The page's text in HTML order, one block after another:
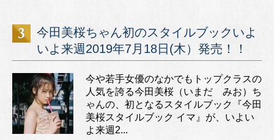
今田美桜ちゃん初のスタイルブックいよ
いよ来週2019年7月18日(木）発売！！
今や若手女優のなかでもトップクラスの
人気を誇る今田美桜（いまだ みお）ち
ゃんの、初となるスタイルブック『今田
美桜スタイルブック イマ』が、いよい
よ来週2...